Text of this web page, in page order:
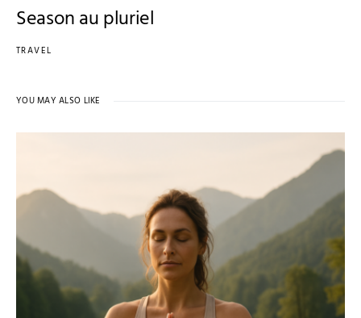
Season au pluriel
TRAVEL
YOU MAY ALSO LIKE